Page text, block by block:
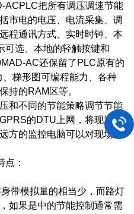
ACPLC把所有调压调速节能
市电的电压、电流采集、调
程通讯方式、实时时钟、本
可选、本地的轻触按键和
AC还保留了PLC原有的
梯形图可编程能力、各种
持的RAM区等。
不同的节能策略调节节能
的DTU上网，将现场的
方的监控电脑可以对现场的
：
模拟量的相当少，而路灯
如果是中的节能控制通常需